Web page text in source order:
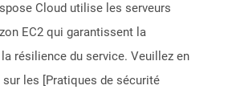
Cloud utilise les serveurs
EC2 qui garantissent la
résilience du service. Veuillez en
les [Pratiques de sécurité